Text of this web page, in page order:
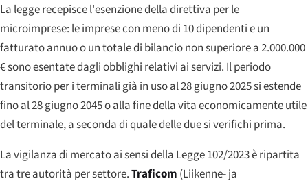
La legge recepisce l'esenzione della direttiva per le
microimprese: le imprese con meno di 10 dipendenti e un
fatturato annuo o un totale di bilancio non superiore a 2.000.000
€ sono esentate dagli obblighi relativi ai servizi. Il periodo
transitorio per i terminali già in uso al 28 giugno 2025 si estende
fino al 28 giugno 2045 o alla fine della vita economicamente utile
del terminale, a seconda di quale delle due si verifichi prima.
La vigilanza di mercato ai sensi della Legge 102/2023 è ripartita
tra tre autorità per settore.Traficom (Liikenne- ja